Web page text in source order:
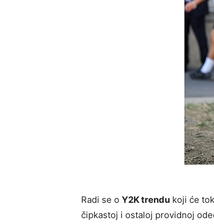
Radi se o Y2K trendu koji će
čipkastoj i ostaloj providnoj